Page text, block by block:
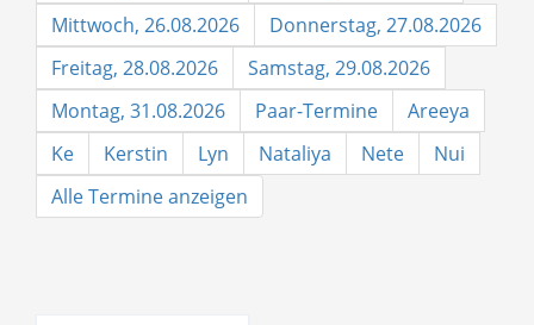
Mittwoch, 26.08.2026
Donnerstag, 27.08.2026
Freitag, 28.08.2026
Samstag, 29.08.2026
Montag, 31.08.2026
Paar-Termine
Areeya
Ke
Kerstin Lyn Nataliya Nete
Nui
Alle Termine anzeigen